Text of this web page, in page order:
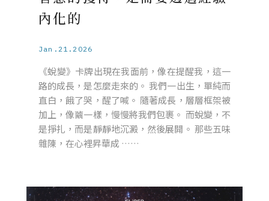
內化的
Jan.21.2026
《蛻變》卡牌出現在我面前，像在提醒我，這一
路的成長，是怎麼走來的。 我們一出生，單純而
直白，餓了哭，醒了喊。 隨著成長，層層框架被
加上，像繭一樣，慢慢將我們包裹。 而蛻變，不
是掙扎，而是靜靜地沉澱，然後展開。 那些五味
雜陳，在心裡昇華成 ……